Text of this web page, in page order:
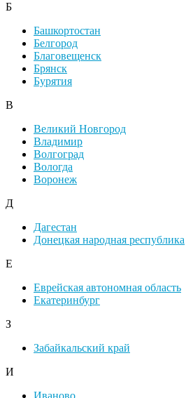
Б
Башкортостан
Белгород
Благовещенск
Брянск
Бурятия
В
Великий Новгород
Владимир
Волгоград
Вологда
Воронеж
Д
Дагестан
Донецкая народная республика
Е
Еврейская автономная область
Екатеринбург
З
Забайкальский край
И